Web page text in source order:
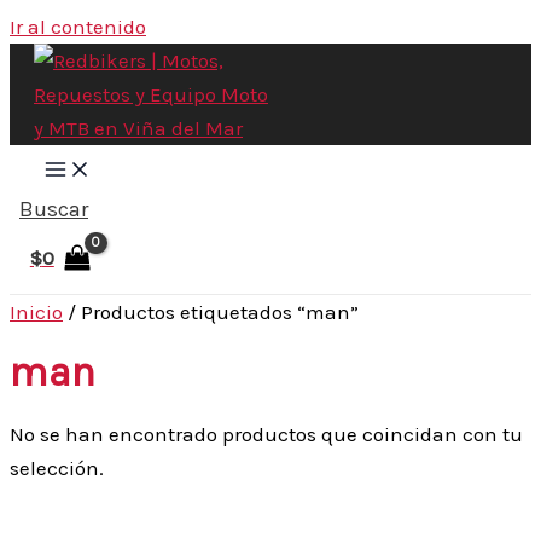
Ir al contenido
Buscar
$0
Inicio / Productos etiquetados “man”
man
No se han encontrado productos que coincidan con tu
selección.